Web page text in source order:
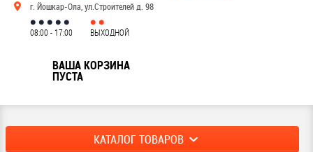
г. Йошкар-Ола, ул.Строителей д. 98
08:00 - 17:00 ВЫХОДНОЙ
ВАША КОРЗИНА
ПУСТА
КАТАЛОГ ТОВАРОВ